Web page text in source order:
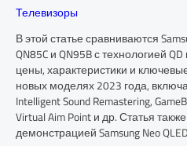
Телевизоры
В этой статье сравниваются
QN85C и QN95B с технологией
цены, характеристики и
новых моделях 2023 года,
Intelligent Sound Remastering,
Virtual Aim Point и др. Статья
демонстрацией Samsung Neo